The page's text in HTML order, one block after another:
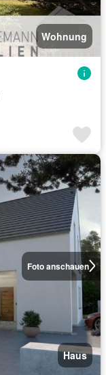
Wohnung
Foto anschauen
Haus